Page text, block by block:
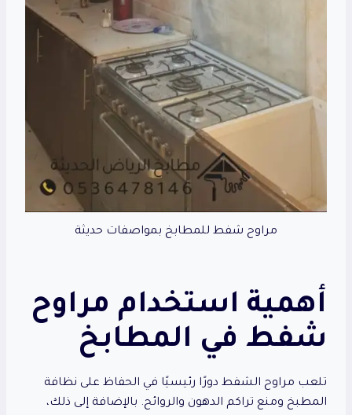
مراوح شفط للمطابخ بمواصفات حديثة
أهمية استخدام مراوح
شفط في المطابخ
تلعب مراوح الشفط دورًا رئيسيًا في الحفاظ على نظافة
المطبخ ومنع تراكم الدهون والروائح. بالإضافة إلى ذلك،